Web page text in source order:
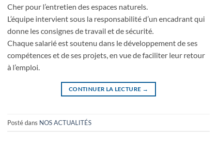
Cher pour l’entretien des espaces naturels.
L’équipe intervient sous la responsabilité d’un encadrant qui
donne les consignes de travail et de sécurité.
Chaque salarié est soutenu dans le développement de ses
compétences et de ses projets, en vue de faciliter leur retour
à l’emploi.
CONTINUER LA LECTURE →
Posté dans NOS ACTUALITÉS